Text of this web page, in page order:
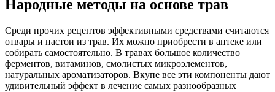
Народные методы на основе трав
Среди прочих рецептов эффективными средствами считаются
отвары и настои из трав. Их можно приобрести в аптеке или
собирать самостоятельно. В травах большое количество
ферментов, витаминов, смолистых микроэлементов,
натуральных ароматизаторов. Вкупе все эти компоненты дают
удивительный эффект в лечение самых разнообразных